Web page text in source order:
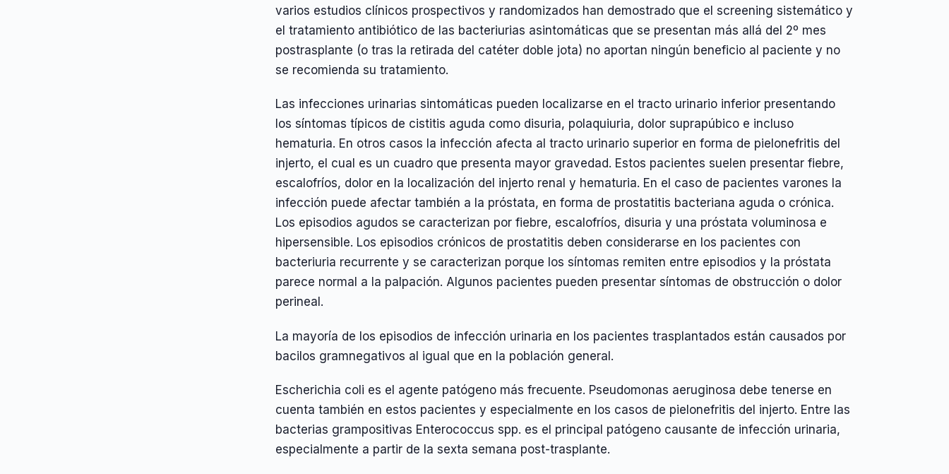
varios estudios clínicos prospectivos y randomizados han demostrado que el screening sistemático y
el tratamiento antibiótico de las bacteriurias asintomáticas que se presentan más allá del 2º mes
postrasplante (o tras la retirada del catéter doble jota) no aportan ningún beneficio al paciente y no
se recomienda su tratamiento.
Las infecciones urinarias sintomáticas pueden localizarse en el tracto urinario inferior presentando
los síntomas típicos de cistitis aguda como disuria, polaquiuria, dolor suprapúbico e incluso
hematuria. En otros casos la infección afecta al tracto urinario superior en forma de pielonefritis del
injerto, el cual es un cuadro que presenta mayor gravedad. Estos pacientes suelen presentar fiebre,
escalofríos, dolor en la localización del injerto renal y hematuria. En el caso de pacientes varones la
infección puede afectar también a la próstata, en forma de prostatitis bacteriana aguda o crónica.
Los episodios agudos se caracterizan por fiebre, escalofríos, disuria y una próstata voluminosa e
hipersensible. Los episodios crónicos de prostatitis deben considerarse en los pacientes con
bacteriuria recurrente y se caracterizan porque los síntomas remiten entre episodios y la próstata
parece normal a la palpación. Algunos pacientes pueden presentar síntomas de obstrucción o dolor
perineal.
La mayoría de los episodios de infección urinaria en los pacientes trasplantados están causados por
bacilos gramnegativos al igual que en la población general.
Escherichia coli es el agente patógeno más frecuente. Pseudomonas aeruginosa debe tenerse en
cuenta también en estos pacientes y especialmente en los casos de pielonefritis del injerto. Entre las
bacterias grampositivas Enterococcus spp. es el principal patógeno causante de infección urinaria,
especialmente a partir de la sexta semana post-trasplante.